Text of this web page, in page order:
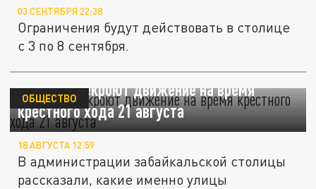
03 СЕНТЯБРЯ 22:38
Ограничения будут действовать в столице
с 3 по 8 сентября.
В Чите перекроют движение на время
крестного хода 21 августа
ОБЩЕСТВО
18 АВГУСТА 12:59
В администрации забайкальской столицы
рассказали, какие именно улицы